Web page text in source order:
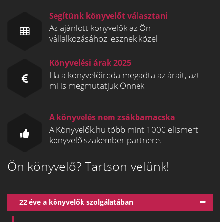
Segítünk könyvelőt választani
Az ajánlott könyvelők az Ön
vállalkozásához lesznek közel
Könyvelési árak 2025
Ha a könyvelőiroda megadta az árait, azt
mi is megmutatjuk Önnek
A könyvelés nem zsákbamacska
A Könyvelők.hu több mint 1000 elismert
könyvelő szakember partnere.
Ön könyvelő? Tartson velünk!
22 éve a könyvelők szolgálatában